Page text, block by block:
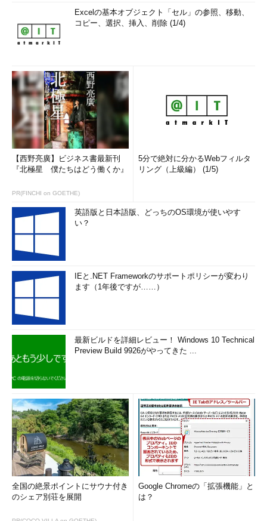
Excelの基本オブジェクト「セル」の参照、移動、
コピー、選択、挿入、削除 (1/4)
【西野亮廣】ビジネス書最新刊
『北極星 僕たちはどう働くか』
PR(FINCHI on GOETHE)
5分で絶対に分かるWebフィルタ
リング（上級編） (1/5)
英語版と日本語版、どっちのOS環境が使いやす
い？
IEと.NET Frameworkのサポートポリシーが変わり
ます（1年後ですが……）
最新ビルドを詳細レビュー！ Windows 10 Technical
Preview Build 9926がやってきた ...
全国の絶景ポイントにサウナ付き
のシェア別荘を展開
Google Chromeの「拡張機能」と
は？